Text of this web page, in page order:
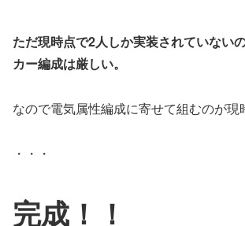
ただ現時点で2人しか実装されていない
カー編成は厳しい。
なので電気属性編成に寄せて組むのが現
・・・
完成！！